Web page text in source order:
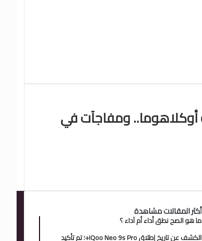
ومفاجآت في
أكثر المقالات مشاهدة
ما هو الصح نطق أداء أم آداء ؟
الكشف عن تاريخ إطلاق iQoo Neo 9s Pro+؛ تم تأكيد